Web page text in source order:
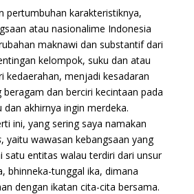
pertumbuhan karakteristiknya,
atau nasionalime Indonesia
maknawi dan substantif dari
kelompok, suku dan atau
kedaerahan, menjadi kesadaran
dan berciri kecintaan pada
akhirnya ingin merdeka.
ini, yang sering saya namakan
, yaitu wawasan kebangsaan yang
satu entitas walau terdiri dari unsur
bhinneka-tunggal ika, dimana
dengan ikatan cita-cita bersama.